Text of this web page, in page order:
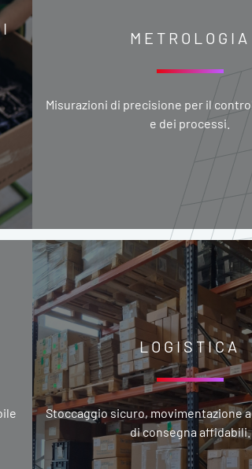
METROLOGIA
Misurazioni di precisione per il
e dei processi.
LOGISTICA
Stoccaggio sicuro, movimentazione
di consegna affidabili.